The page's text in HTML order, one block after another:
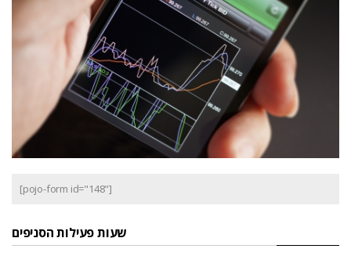
[pojo-form id="148"]
שעות פעילות הסניפים